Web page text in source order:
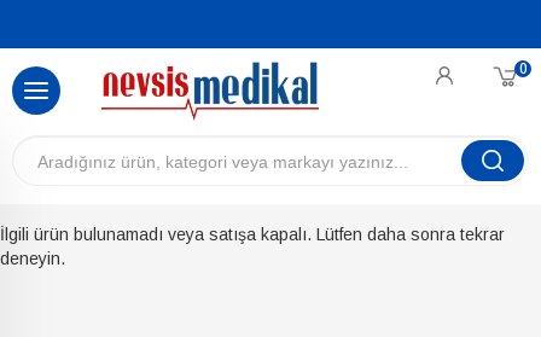
0
İlgili ürün bulunamadı veya satışa kapalı. Lütfen daha sonra tekrar
deneyin.